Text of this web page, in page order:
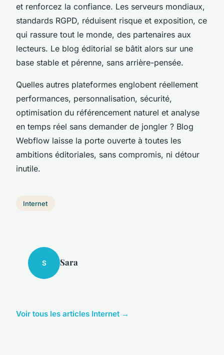
et renforcez la confiance. Les serveurs mondiaux,
standards RGPD, réduisent risque et exposition, ce
qui rassure tout le monde, des partenaires aux
lecteurs. Le blog éditorial se bâtit alors sur une
base stable et pérenne, sans arrière-pensée.
Quelles autres plateformes englobent réellement
performances, personnalisation, sécurité,
optimisation du référencement naturel et analyse
en temps réel sans demander de jongler ? Blog
Webflow laisse la porte ouverte à toutes les
ambitions éditoriales, sans compromis, ni détour
inutile.
Internet
S Sara
Voir tous les articles Internet →